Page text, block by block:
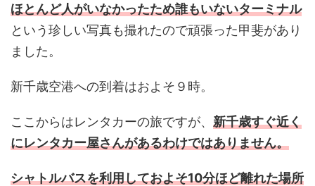
ほとんど人がいなかったため誰もいないターミナル
という珍しい写真も撮れたので頑張った甲斐があり
ました。
新千歳空港への到着はおよそ９時。
ここからはレンタカーの旅ですが、 新千歳すぐ近く
にレンタカー屋さんがあるわけではありません。
シャトルバスを利用しておよそ10分ほど離れた場所